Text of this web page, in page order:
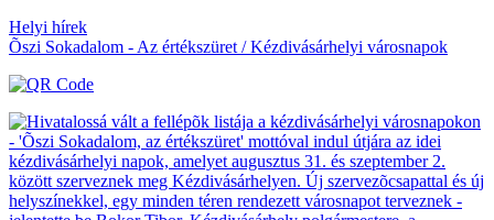
Helyi hírek
Õszi Sokadalom - Az értékszüret / Kézdivásárhelyi városnapok